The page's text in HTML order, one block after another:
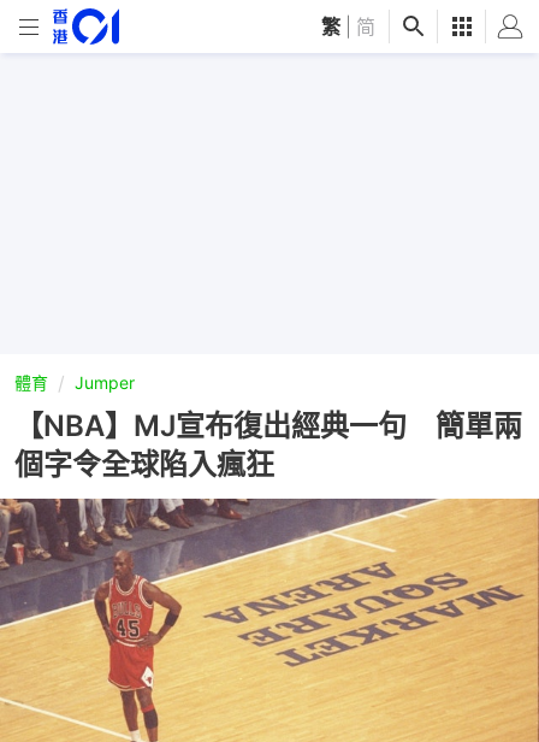
繁 简
體育 Jumper
【NBA】MJ宣布復出經典一句 簡單兩
個字令全球陷入瘋狂